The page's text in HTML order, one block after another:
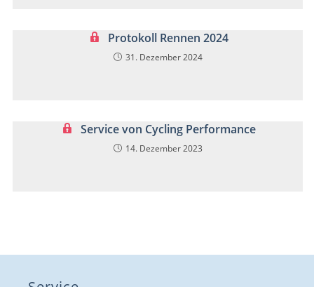
Protokoll Rennen 2024
31. Dezember 2024
Service von Cycling Performance
14. Dezember 2023